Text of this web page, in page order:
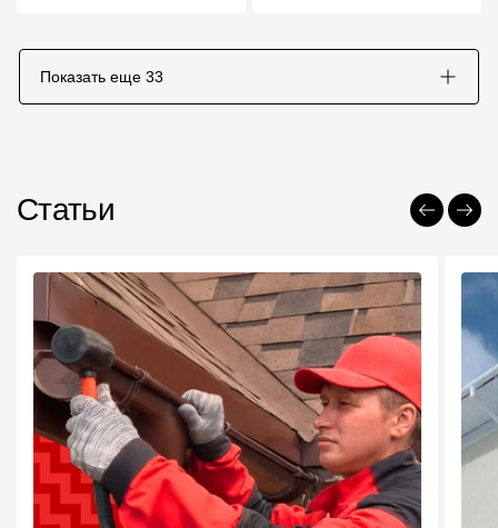
Показать еще 33
Статьи